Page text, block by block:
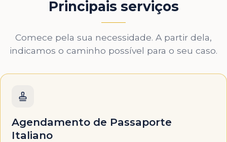
Principais serviços
Comece pela sua necessidade. A partir dela,
indicamos o caminho possível para o seu caso.
Agendamento de Passaporte
Italiano